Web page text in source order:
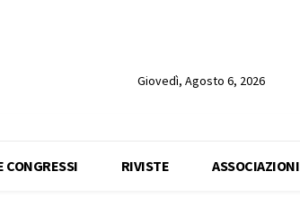
Giovedì, Agosto 6, 2026
CONGRESSI RIVISTE ASSOCIAZIONI